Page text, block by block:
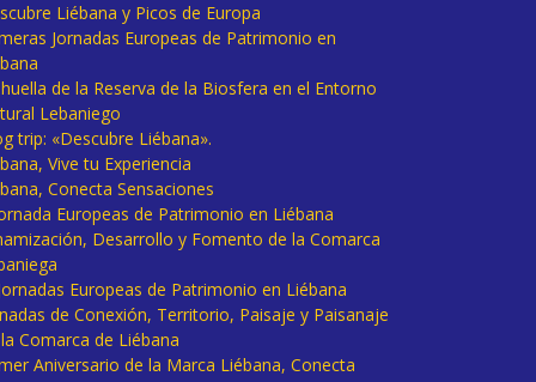
Liébana y Picos de Europa
Jornadas Europeas de Patrimonio en
de la Reserva de la Biosfera en el Entorno
Lebaniego
trip: «Descubre Liébana».
Vive tu Experiencia
Conecta Sensaciones
Europeas de Patrimonio en Liébana
Desarrollo y Fomento de la Comarca
Europeas de Patrimonio en Liébana
de Conexión, Territorio, Paisaje y Paisanaje
Comarca de Liébana
Aniversario de la Marca Liébana, Conecta